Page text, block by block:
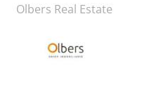
Olbers Real Estate